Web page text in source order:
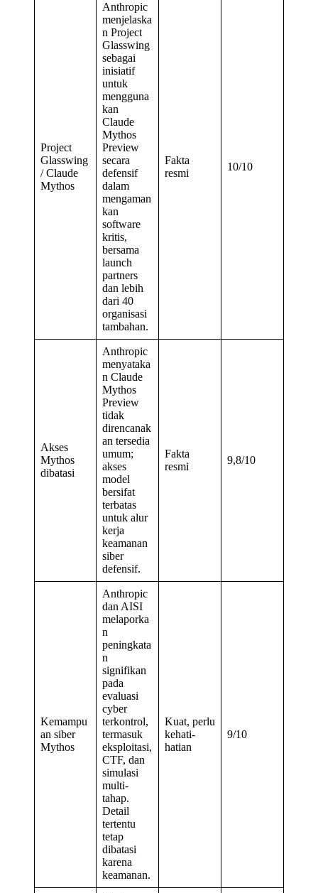
Project
Glasswing
/ Claude
Mythos
Anthropic
menjelaska
n Project
Glasswing
sebagai
inisiatif
untuk
mengguna
kan
Claude
Mythos
Preview
secara
defensif
dalam
mengaman
kan
software
kritis,
bersama
launch
partners
dan lebih
dari 40
organisasi
tambahan.
Fakta
resmi
10/10
Akses
Mythos
dibatasi
Anthropic
menyataka
n Claude
Mythos
Preview
tidak
direncanak
an tersedia
umum;
akses
model
bersifat
terbatas
untuk alur
kerja
keamanan
siber
defensif.
Fakta
resmi
9,8/10
Kemampu
an siber
Mythos
Anthropic
dan AISI
melaporka
n
peningkata
n
signifikan
pada
evaluasi
cyber
terkontrol,
termasuk
eksploitasi,
CTF, dan
simulasi
multi-
tahap.
Detail
tertentu
tetap
dibatasi
karena
keamanan.
Kuat, perlu
kehati-
hatian
9/10